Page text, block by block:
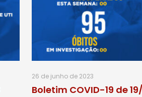
26 de junho de 2023
Boletim COVID-19 de